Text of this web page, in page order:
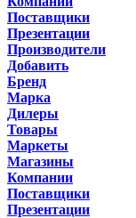
Поставщики
Презентации
Производители
Добавить
Бренд
Марка
Дилеры
Товары
Маркеты
Магазины
Компании
Поставщики
Презентации